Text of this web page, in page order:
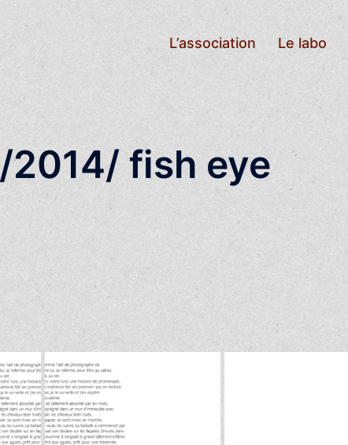
L’association Le labo
/2014/ fish eye